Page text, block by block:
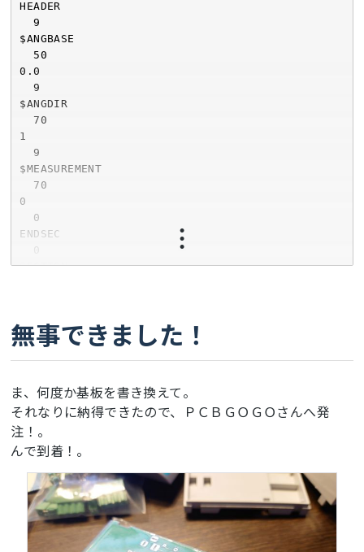
無事できました！
ま、何度か基板を書き換えて。
それなりに納得できたので、ＰＣＢＧＯＧＯさんへ発
注！。
んで到着！。